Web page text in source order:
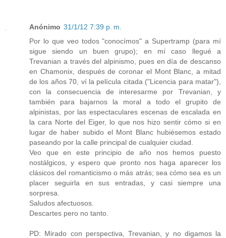
Anónimo 31/1/12 7:39 p. m.
Por lo que veo todos "conocímos" a Supertramp (para mí
sigue siendo un buen grupo); en mí caso llegué a
Trevanian a través del alpinismo, pues en día de descanso
en Chamonix, después de coronar el Mont Blanc, a mitad
de los años 70, ví la película citada ("Licencia para matar"),
con la consecuencia de interesarme por Trevanian, y
también para bajarnos la moral a todo el grupito de
alpinistas, por las espectaculares escenas de escalada en
la cara Norte del Eiger, lo que nos hizo sentir cómo si en
lugar de haber subido el Mont Blanc hubiésemos estado
paseando por la calle principal de cualquier ciudad.
Veo que en este principio de año nos hemos puesto
nostálgicos, y espero que pronto nos haga aparecer los
clásicos del romanticismo o más atrás; sea cómo sea es un
placer seguirla en sus entradas, y casi siempre una
sorpresa.
Saludos afectuosos.
Descartes pero no tanto.
PD: Mirado con perspectiva, Trevanian, y no digamos la